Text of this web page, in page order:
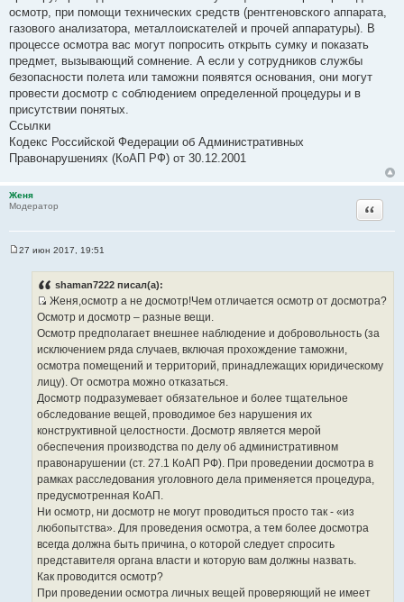
осмотр, при помощи технических средств (рентгеновского аппарата,
газового анализатора, металлоискателей и прочей аппаратуры). В
процессе осмотра вас могут попросить открыть сумку и показать
предмет, вызывающий сомнение. А если у сотрудников службы
безопасности полета или таможни появятся основания, они могут
провести досмотр с соблюдением определенной процедуры и в
присутствии понятых.
Ссылки
Кодекс Российской Федерации об Административных
Правонарушениях (КоАП РФ) от 30.12.2001
Женя
Модератор
Цитата
27 июн 2017, 19:51
shaman7222 писал(а):
И
с
т
о
ч
н
и
к
ц
и
т
а
т
ы
Женя,осмотр а не досмотр!Чем отличается осмотр от досмотра?
Осмотр и досмотр – разные вещи.
Осмотр предполагает внешнее наблюдение и добровольность (за
исключением ряда случаев, включая прохождение таможни,
осмотра помещений и территорий, принадлежащих юридическому
лицу). От осмотра можно отказаться.
Досмотр подразумевает обязательное и более тщательное
обследование вещей, проводимое без нарушения их
конструктивной целостности. Досмотр является мерой
обеспечения производства по делу об административном
правонарушении (ст. 27.1 КоАП РФ). При проведении досмотра в
рамках расследования уголовного дела применяется процедура,
предусмотренная КоАП.
Ни осмотр, ни досмотр не могут проводиться просто так - «из
любопытства». Для проведения осмотра, а тем более досмотра
всегда должна быть причина, о которой следует спросить
представителя органа власти и которую вам должны назвать.
Как проводится осмотр?
При проведении осмотра личных вещей проверяющий не имеет